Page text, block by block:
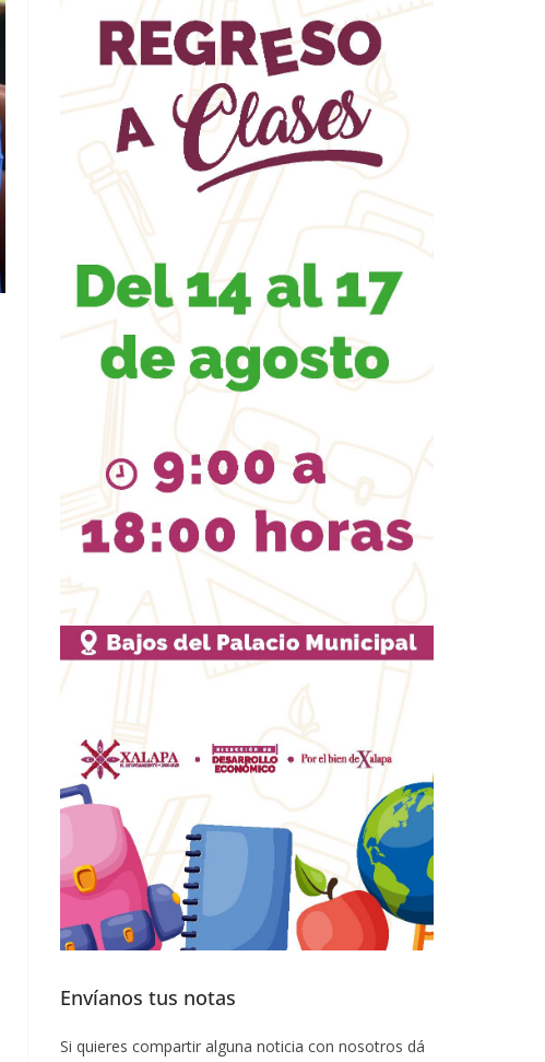
Envíanos tus notas
Si quieres compartir alguna noticia con nosotros dá